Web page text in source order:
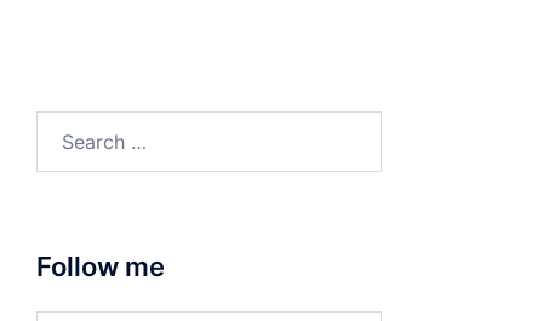
Follow me